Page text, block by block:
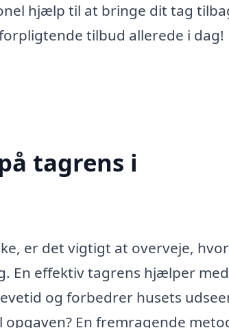
hjælp til at bringe dit tag
tilbud allerede i dag!
tagrens i
er det vigtigt at overveje,
En effektiv tagrens hjælper
og forbedrer husets
En fremragende